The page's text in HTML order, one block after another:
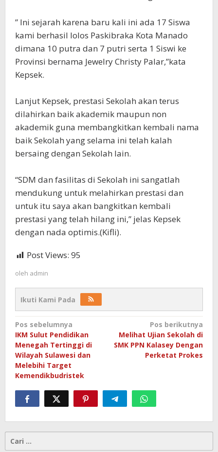
” Ini sejarah karena baru kali ini ada 17 Siswa
kami berhasil lolos Paskibraka Kota Manado
dimana 10 putra dan 7 putri serta 1 Siswi ke
Provinsi bernama Jewelry Christy Palar,”kata
Kepsek.
Lanjut Kepsek, prestasi Sekolah akan terus
dilahirkan baik akademik maupun non
akademik guna membangkitkan kembali nama
baik Sekolah yang selama ini telah kalah
bersaing dengan Sekolah lain.
“SDM dan fasilitas di Sekolah ini sangatlah
mendukung untuk melahirkan prestasi dan
untuk itu saya akan bangkitkan kembali
prestasi yang telah hilang ini,” jelas Kepsek
dengan nada optimis.(Kifli).
Post Views: 95
oleh admin
Ikuti Kami Pada
Navigasi
pos
Pos sebelumnya
IKM Sulut Pendidikan
Menegah Tertinggi di
Wilayah Sulawesi dan
Melebihi Target
Kemendikbudristek
Pos berikutnya
Melihat Ujian Sekolah di
SMK PPN Kalasey Dengan
Perketat Prokes
untuk: